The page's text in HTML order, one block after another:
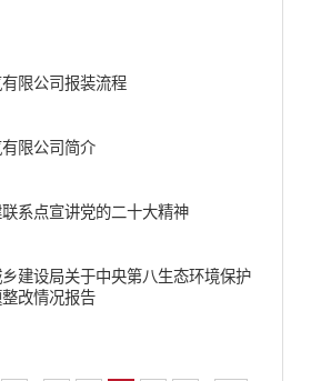
限公司报装流程
限公司简介
系点宣讲党的二十大精神
建设局关于中央第八生态环境保护
改情况报告